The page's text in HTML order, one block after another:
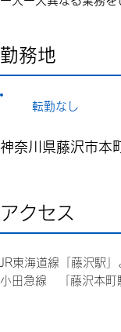
勤務地
転勤なし
神奈川県藤沢市
アクセス
JR東海道線「藤沢駅
小田急線 「藤沢本町